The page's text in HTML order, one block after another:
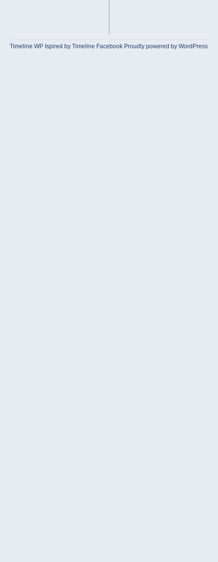
Timeline WP Ispired byTimeline Facebook Proudly powered by WordPress